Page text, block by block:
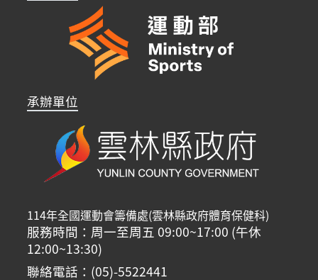
承辦單位
114年全國運動會籌備處(雲林縣政府體育保健科)
服務時間：周一至周五 09:00~17:00 (午休
12:00~13:30)
聯絡電話：(05)-5522441